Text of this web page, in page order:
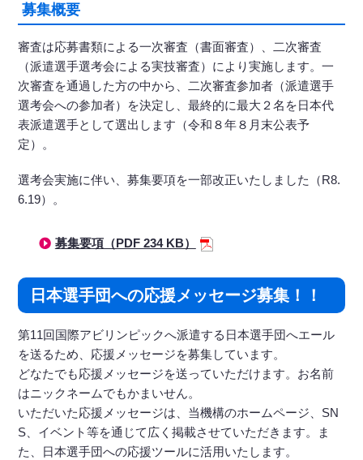
募集概要
審査は応募書類による一次審査（書面審査）、二次審査
（派遣選手選考会による実技審査）により実施します。一
次審査を通過した方の中から、二次審査参加者（派遣選手
選考会への参加者）を決定し、最終的に最大２名を日本代
表派遣選手として選出します（令和８年８月末公表予
定）。
選考会実施に伴い、募集要項を一部改正いたしました（R8.
6.19）。
募集要項（PDF 234 KB）
日本選手団への応援メッセージ募集！！
第11回国際アビリンピックへ派遣する日本選手団へエール
を送るため、応援メッセージを募集しています。
どなたでも応援メッセージを送っていただけます。お名前
はニックネームでもかまいせん。
いただいた応援メッセージは、当機構のホームページ、SN
S、イベント等を通じて広く掲載させていただきます。ま
た、日本選手団への応援ツールに活用いたします。